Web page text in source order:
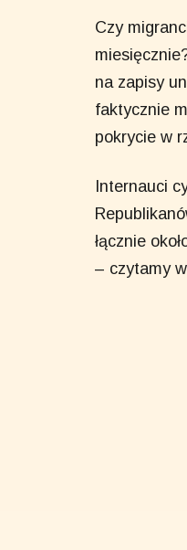
Czy
na zapisy
faktycznie
pokrycie w
Internauci
łącznie
– czytamy